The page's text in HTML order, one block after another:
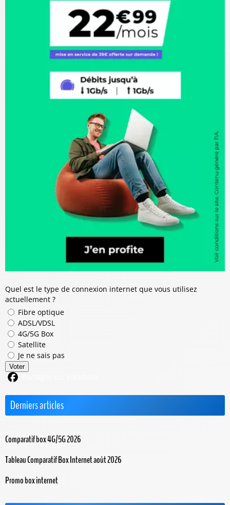
Quel est le type de connexion internet que vous utilisez
actuellement ?
Fibre optique
ADSL/VDSL
4G/5G Box
Satellite
Je ne sais pas
Voter
Derniers articles
Comparatif box 4G/5G 2026
Tableau Comparatif Box Internet août 2026
Promo box internet